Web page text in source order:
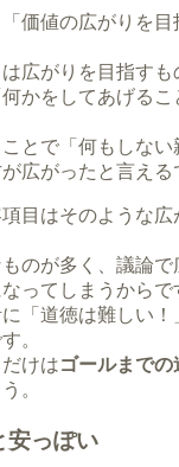
価値の広がりを目
広がりを目指すも
かをしてあげる
とで 「何もしない
広がったと言える
目はそのような
のが多く、議論
ってしまうからで
「道徳は難しい
。
けはゴールまで
。
っぽい